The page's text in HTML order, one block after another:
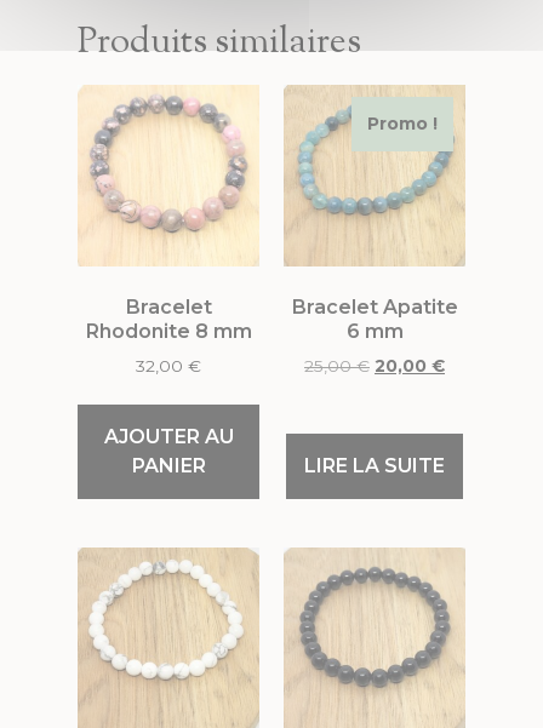
Produits similaires
Bracelet
Rhodonite 8 mm
32,00 €
AJOUTER AU
PANIER
Promo !
Bracelet Apatite
6 mm
25,00€ 20,00 €
LIRE LA SUITE